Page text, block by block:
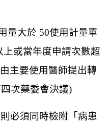
量大於 50使用計量單
或當年度申請次數超
主要使用醫師提出轉
次藥委會決議)
必須同時檢附「病患